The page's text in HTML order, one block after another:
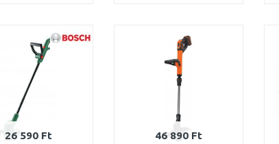
Összehasonlítás Összehasonlítás
26 590 Ft 46 890 Ft